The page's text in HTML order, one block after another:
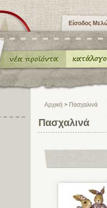
Είσοδος
Αρχική > Πασχαλινά
Πασχαλινά